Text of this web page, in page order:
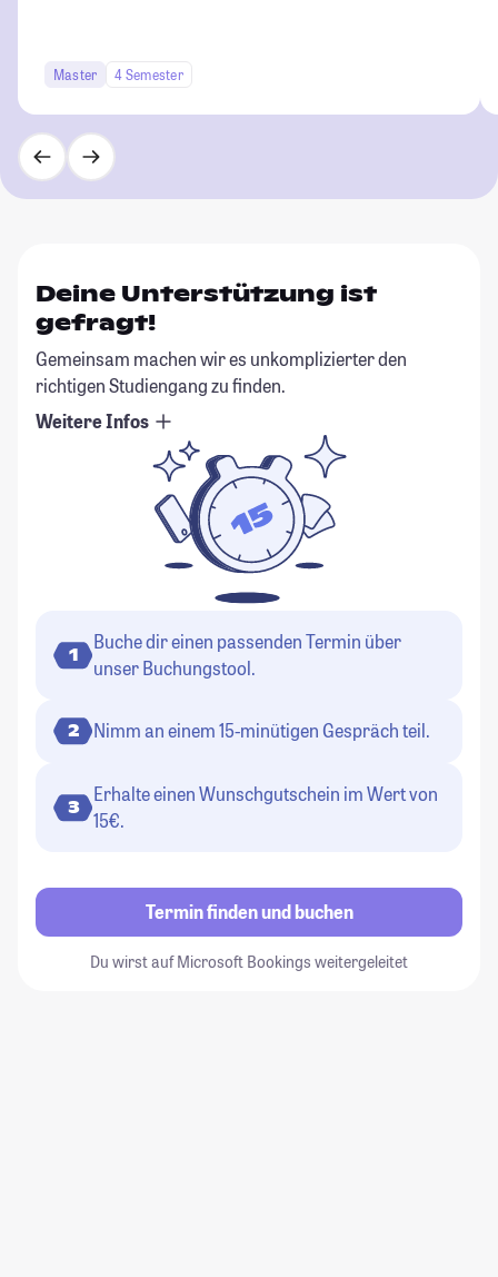
Master 4 Semester
Deine Unterstützung ist
gefragt!
Gemeinsam machen wir es unkomplizierter den
richtigen Studiengang zu finden.
Weitere Infos
1
Buche dir einen passenden Termin über
unser Buchungstool.
2 Nimm an einem 15-minütigen Gespräch teil.
3
Erhalte einen Wunschgutschein im Wert von
15€.
Termin finden und buchen
Du wirst auf Microsoft Bookings weitergeleitet